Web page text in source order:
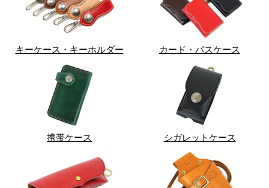
キーケース・キーホルダー カード・パスケース
携帯ケース シガレットケース